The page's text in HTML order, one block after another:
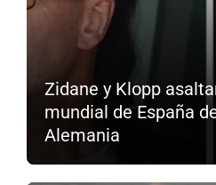
Zidane y Klopp
mundial de España
Alemania